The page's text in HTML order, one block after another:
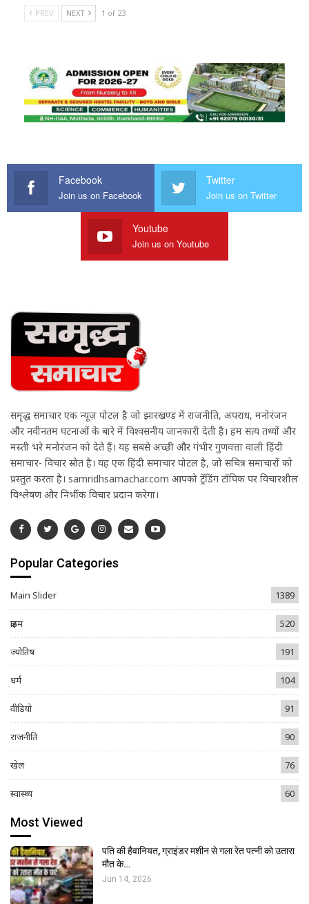
PREV NEXT 1 of 23
Facebook
Join us on Facebook
Twitter
Join us on Twitter
Youtube
Join us on Youtube
समृद्ध समाचार एक न्यूज़ पोर्टल है जो झारखण्ड में राजनीति, अपराध, मनोरंजन
और नवीनतम घटनाओं के बारे में विश्वसनीय जानकारी देती है। हम सत्य तथ्यों और
मस्ती भरे मनोरंजन को देते हैं। यह सबसे अच्छी और गंभीर गुणवत्ता वाली हिंदी
समाचार- विचार स्रोत है। यह एक हिंदी समाचार पोर्टल है, जो सचित्र समाचारों को
प्रस्तुत करता है। samridhsamachar.com आपको ट्रेंडिंग टॉपिक पर विचारशील
विश्लेषण और निर्भीक विचार प्रदान करेगा।
Popular Categories
Main Slider 1389
क्राइम 520
ज्योतिष 191
धर्म 104
वीडियो 91
राजनीति 90
खेल 76
स्वास्थ्य 60
Most Viewed
पति की हैवानियत, ग्राइंडर मशीन से गला रेत पत्नी को उतारा
मौत के…
Jun 14, 2026